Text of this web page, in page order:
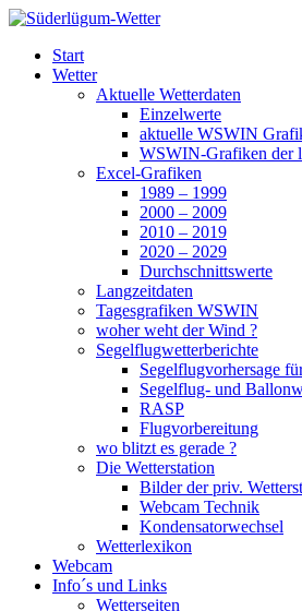
Zum
springen
Süderlügum-Wetter
Start
Wetter
Aktuelle Wetterdaten
Einzelwerte
aktuelle WSWIN
WSWIN-Grafiken der
Excel-Grafiken
1989 – 1999
2000 – 2009
2010 – 2019
2020 – 2029
Durchschnittswerte
Langzeitdaten
Tagesgrafiken WSWIN
woher weht der Wind ?
Segelflugwetterberichte
Segelflugvorhersage
Segelflug- und
RASP
Flugvorbereitung
wo blitzt es gerade ?
Die Wetterstation
Bilder der priv.
Webcam Technik
Kondensatorwechsel
Wetterlexikon
Webcam
Info´s und Links
Wetterseiten